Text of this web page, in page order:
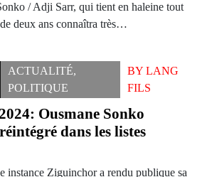
/ Adji Sarr, qui tient en haleine tout
deux ans connaîtra très…
ACTUALITÉ,
POLITIQUE
BY LANG
FILS
Ousmane Sonko
dans les listes
instance Ziguinchor a rendu publique sa